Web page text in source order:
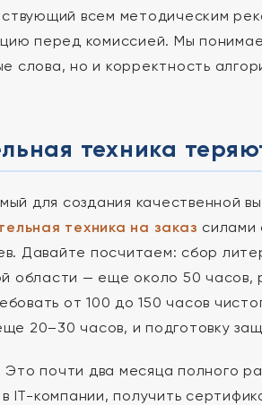
всем методическим
перед комиссией. Мы
слова, но и корректность
техника
для создания качественной
техника на заказ силами
Давайте посчитаем: сбор
области — еще около 50 часов,
от 100 до 150 часов
20–30 часов, и подготовку
почти два месяца полного
компании, получить